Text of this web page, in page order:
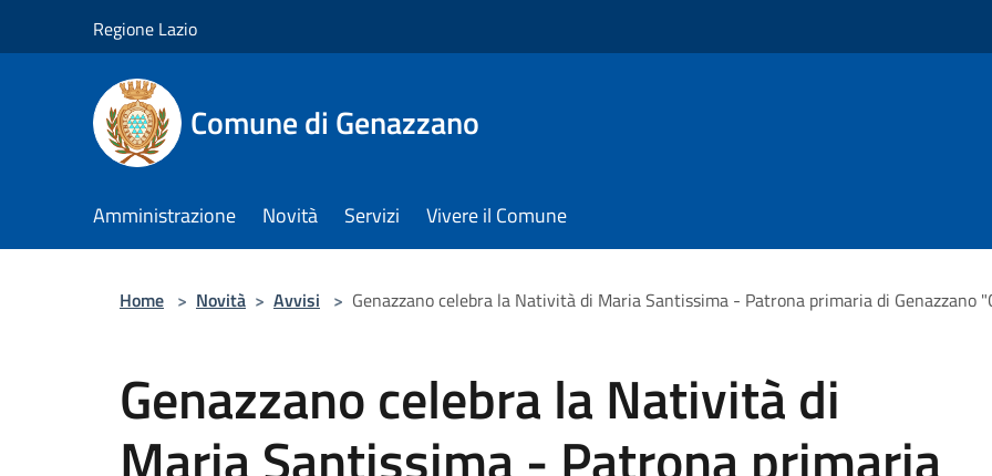
Regione Lazio
Comune di Genazzano
Amministrazione Novità Servizi Vivere il Comune
Home > Novità > Avvisi > Genazzano celebra la Natività di Maria Santissima - Patrona primaria di Genazzano
Genazzano celebra la Natività di